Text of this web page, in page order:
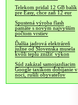
Telekom pridal 12 GB balík
pre Easy, chce zaň 12 eur
Spustená výroba flash
pamäte s novým najvyšším
počtom vrstiev
Ďalšia jadrová elektráreň
južne od Slovenska musela
kvôli teplu znížiť výkon
Súd zakázal samojazdiacim
Google taxíkom dobíjanie v
noci, rušili obyvateľov